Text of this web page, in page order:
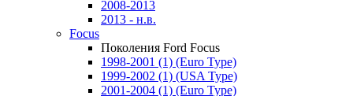
2008-2013
2013 - н.в.
Focus
Поколения Ford Focus
1998-2001 (1) (Euro Type)
1999-2002 (1) (USA Type)
2001-2004 (1) (Euro Type)